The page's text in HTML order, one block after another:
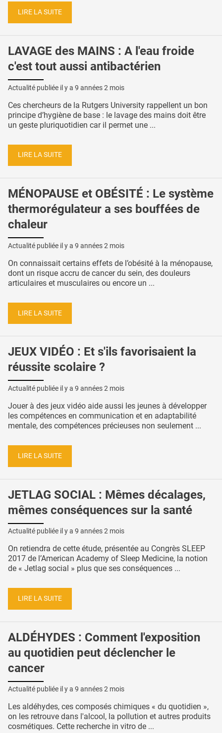
LIRE LA SUITE
LAVAGE des MAINS : A l'eau froide
c'est tout aussi antibactérien
Actualité publiée il y a 9 années 2 mois
Ces chercheurs de la Rutgers University rappellent un bon
principe d’hygiène de base : le lavage des mains doit être
un geste pluriquotidien car il permet une ...
LIRE LA SUITE
MÉNOPAUSE et OBÉSITÉ : Le système
thermorégulateur a ses bouffées de
chaleur
Actualité publiée il y a 9 années 2 mois
On connaissait certains effets de l’obésité à la ménopause,
dont un risque accru de cancer du sein, des douleurs
articulaires et musculaires ou encore un ...
LIRE LA SUITE
JEUX VIDÉO : Et s'ils favorisaient la
réussite scolaire ?
Actualité publiée il y a 9 années 2 mois
Jouer à des jeux vidéo aide aussi les jeunes à développer
les compétences en communication et en adaptabilité
mentale, des compétences précieuses non seulement ...
LIRE LA SUITE
JETLAG SOCIAL : Mêmes décalages,
mêmes conséquences sur la santé
Actualité publiée il y a 9 années 2 mois
On retiendra de cette étude, présentée au Congrès SLEEP
2017 de l’American Academy of Sleep Medicine, la notion
de « Jetlag social » plus que ses conséquences ...
LIRE LA SUITE
ALDÉHYDES : Comment l'exposition
au quotidien peut déclencher le
cancer
Actualité publiée il y a 9 années 2 mois
Les aldéhydes, ces composés chimiques « du quotidien »,
on les retrouve dans l'alcool, la pollution et autres produits
cosmétiques. Cette recherche in vitro de ...